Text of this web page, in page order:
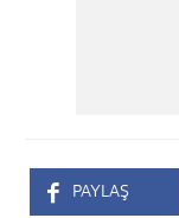
PAYLAŞ